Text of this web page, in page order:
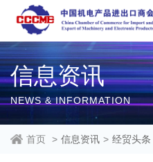
信息资讯
NEWS & INFORMATION
首页 > 信息资讯 > 经贸头条